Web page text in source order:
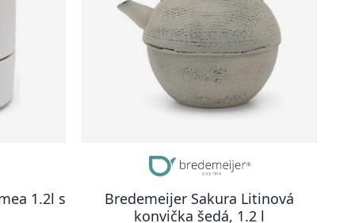
1.2l s
Bredemeijer Sakura Litinová
konvička šedá, 1.2 l